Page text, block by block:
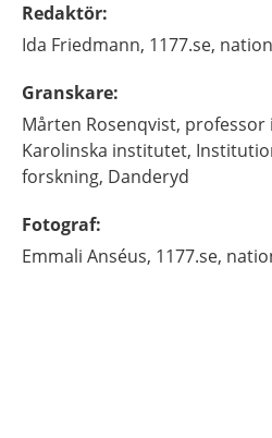
Redaktör:
Ida Friedmann, 1177.se,
Granskare:
Mårten Rosenqvist, professor
Karolinska institutet,
forskning, Danderyd
Fotograf:
Emmali Anséus, 1177.se,